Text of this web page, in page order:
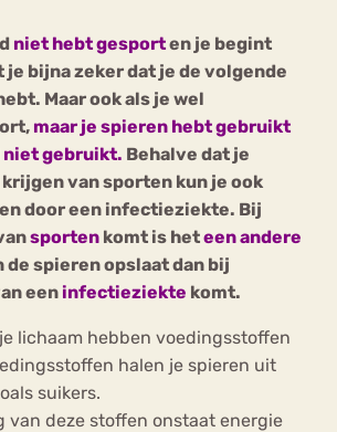
niet hebt gesporten je begint
je bijna zeker dat je de volgende
Maar ook als je wel
maar je spieren hebt gebruikt
niet gebruikt. Behalve dat je
van sporten kun je ook
door een infectieziekte. Bij
sporten komt is heteen andere
de spieren opslaat dan bij
een infectieziekte komt.
lichaam hebben voedingsstoffen
halen je spieren uit
suikers.
van deze stoffen onstaat energie
Chat
Forum
Anorexia Nervosa
Piekeren Sport
Trauma
Afvallen Angst